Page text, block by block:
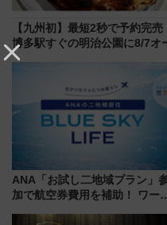
【九州初】最短2秒で予約完
博多駅すぐの明治公園に8/7オ
も
ANA「お試し二地域プラン」
加で航空券費用を補助！ ワー